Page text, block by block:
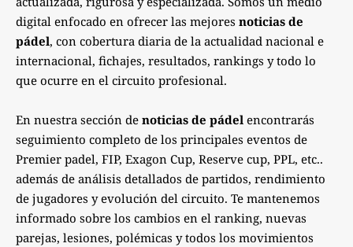
digital enfocado en ofrecer las mejores noticias de
pádel, con cobertura diaria de la actualidad nacional e
internacional, fichajes, resultados, rankings y todo lo
que ocurre en el circuito profesional.
En nuestra sección de noticias de pádel encontrarás
seguimiento completo de los principales eventos de
Premier padel, FIP, Exagon Cup, Reserve cup, PPL, etc..
además de análisis detallados de partidos, rendimiento
de jugadores y evolución del circuito. Te mantenemos
informado sobre los cambios en el ranking, nuevas
parejas, lesiones, polémicas y todos los movimientos